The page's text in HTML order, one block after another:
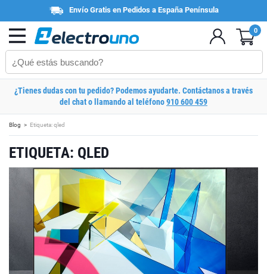
Envío Gratis en Pedidos a España Península
0
¿Tienes dudas con tu pedido? Podemos ayudarte. Contáctanos a través
del chat o llamando al teléfono910 600 459
Blog Etiqueta: qled
ETIQUETA: QLED